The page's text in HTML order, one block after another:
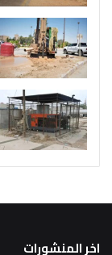
اخر المنشورات